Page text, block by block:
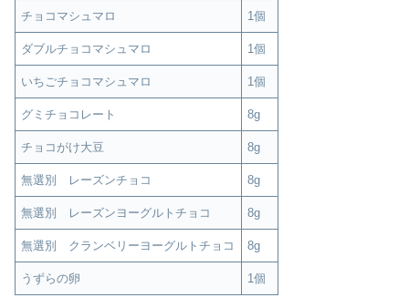
チョコマシュマロ 1個
ダブルチョコマシュマロ 1個
いちごチョコマシュマロ 1個
グミチョコレート 8g
チョコがけ大豆 8g
無選別 レーズンチョコ 8g
無選別 レーズンヨーグルトチョコ 8g
無選別 クランベリーヨーグルトチョコ 8g
うずらの卵 1個